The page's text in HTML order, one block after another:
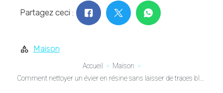
Partagez ceci :
Maison
Accueil
Maison
Comment nettoyer un évier en résine sans laisser de traces blanches